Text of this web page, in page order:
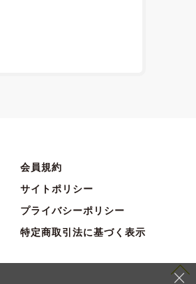
会員規約
サイトポリシー
プライバシーポリシー
特定商取引法に基づく表示
×